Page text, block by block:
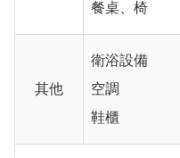
餐桌、椅
其他
衛浴設備
空調
鞋櫃